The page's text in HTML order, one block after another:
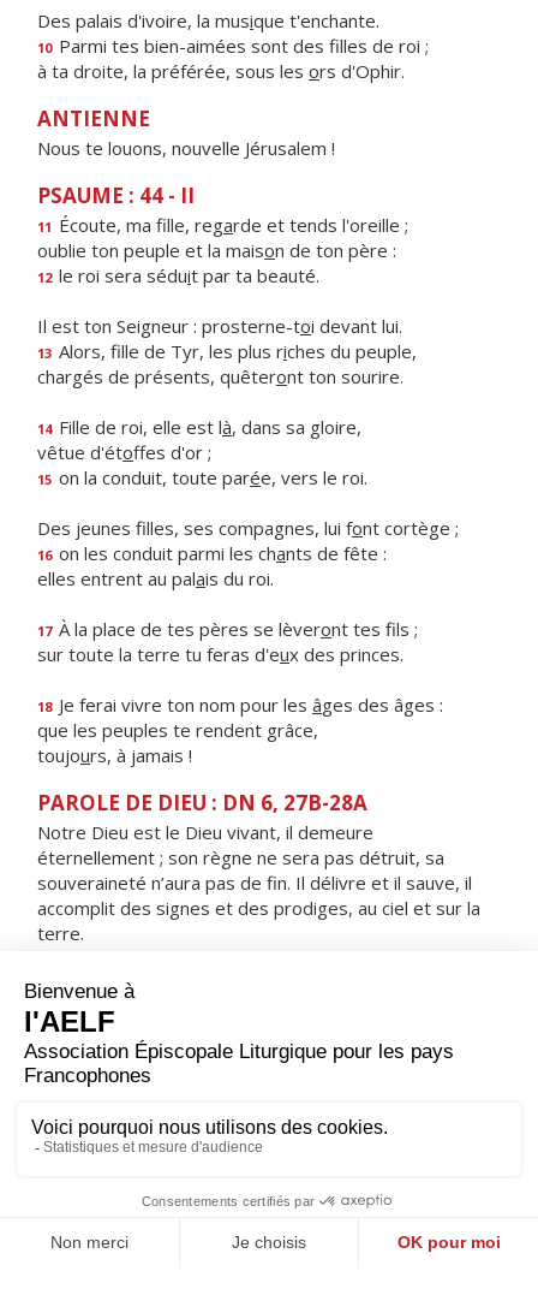
Des palais d'ivoire, la musique t'enchante.
10 Parmi tes bien-aimées sont des flles de roi ;
à ta droite, la préférée, sous les ors d'Ophir.
ANTIENNE
Nous te louons, nouvelle Jérusalem !
PSAUME : 44 - II
11 Écoute, ma fille, regarde et tends l'oreille ;
oublie ton peuple et la maison de ton père :
12 le roi sera séduit par ta beauté.
Il est ton Seigneur : prosterne-toi devant lui.
13 Alors, fille de Tyr, les plus riches du peuple,
chargés de présents, quêteront ton sourire.
14 Fille de roi, elle est là, dans sa gloire,
vêtue d'étoffes d'or ;
15 on la conduit, toute parée, vers le roi.
Des jeunes filles, ses compagnes, lui font cortège ;
16 on les conduit parmi les chants de fête :
elles entrent au palais du roi.
17 À la place de tes pères se lèveront tes fils ;
sur toute la terre tu feras d'eux des princes.
18 Je ferai vivre ton nom pour les âges des âges :
que les peuples te rendent grâce,
toujours, à jamais !
PAROLE DE DIEU : DN 6, 27B-28A
Notre Dieu est le Dieu vivant, il demeure
éternellement ; son règne ne sera pas détruit, sa
souveraineté n’aura pas de fin. Il délivre et il sauve, il
accomplit des signes et des prodiges, au ciel et sur la
terre.
RÉPONS
V/ Arrêtez, sachez que je suis Dieu,
je domine les nations, je domine la terre.
ORAISON
que nos pensées deviennent tes pensées et nous